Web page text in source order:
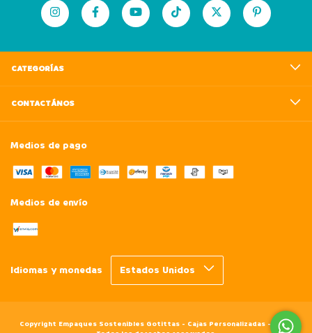
CATEGORÍAS
CONTACTÁNOS
Medios de pago
Medios de envío
Idiomas y monedas
Copyright Empaques Sostenibles Gotittas - Cajas Personalizadas - 2026.